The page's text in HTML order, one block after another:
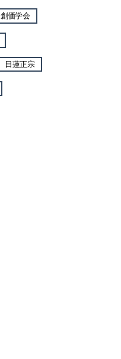
創価学会
日蓮正宗